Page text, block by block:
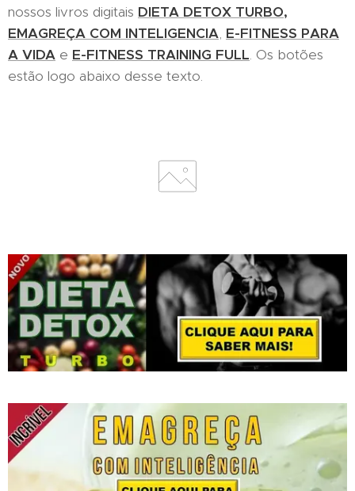
nossos livros digitais DIETA DETOX TURBO,
EMAGREÇA COM INTELIGENCIA, E-FITNESS PARA
A VIDA e E-FITNESS TRAINING FULL. Os botões
estão logo abaixo desse texto.